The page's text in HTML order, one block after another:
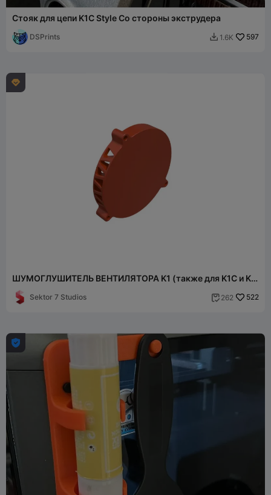
Стояк для цепи K1C Style Со стороны экструдера
DSPrints  1.6K 597

ШУМОГЛУШИТЕЛЬ ВЕНТИЛЯТОРА K1 (также для K1C и K1
Sektor 7 Studios  262 522
